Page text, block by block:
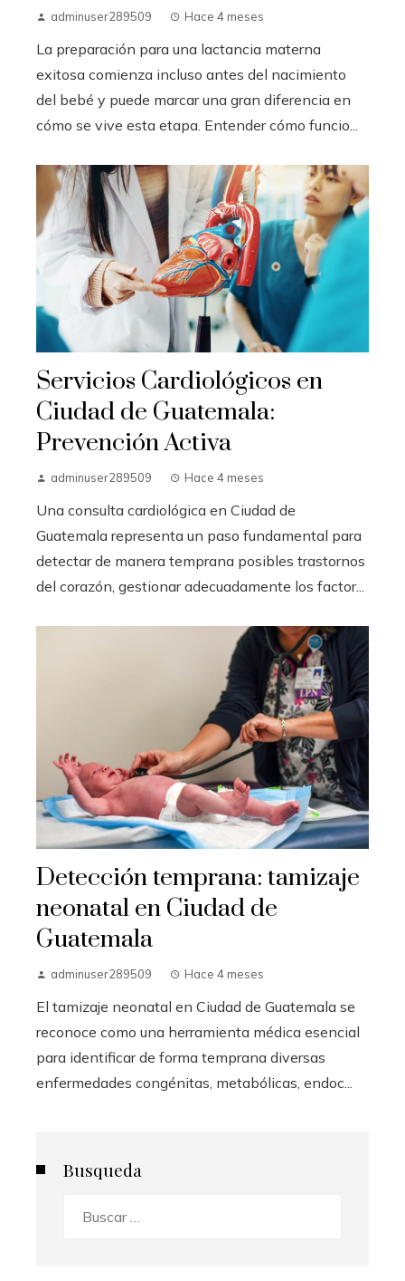
adminuser289509 Hace 4 meses
La preparación para una lactancia materna
exitosa comienza incluso antes del nacimiento
del bebé y puede marcar una gran diferencia en
cómo se vive esta etapa. Entender cómo funcio...
Servicios Cardiológicos en
Ciudad de Guatemala:
Prevención Activa
adminuser289509 Hace 4 meses
Una consulta cardiológica en Ciudad de
Guatemala representa un paso fundamental para
detectar de manera temprana posibles trastornos
del corazón, gestionar adecuadamente los factor...
Detección temprana: tamizaje
neonatal en Ciudad de
Guatemala
adminuser289509 Hace 4 meses
El tamizaje neonatal en Ciudad de Guatemala se
reconoce como una herramienta médica esencial
para identificar de forma temprana diversas
enfermedades congénitas, metabólicas, endoc...
Busqueda